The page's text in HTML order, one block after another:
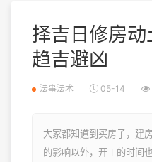
择吉日修房
趋吉避凶
法事法术 05-14
大家都知道到买房子，建
的影响以外，开工的时间